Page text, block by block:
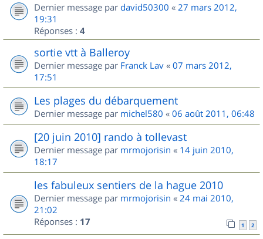
Dernier message par david50300 « 27 mars 2012,
19:31
Réponses : 4
sortie vtt à Balleroy
Dernier message par Franck Lav « 07 mars 2012,
17:51
Les plages du débarquement
Dernier message par michel580 « 06 août 2011, 06:48
[20 juin 2010] rando à tollevast
Dernier message par mrmojorisin « 14 juin 2010,
18:17
les fabuleux sentiers de la hague 2010
Dernier message par mrmojorisin « 24 mai 2010,
21:02
Réponses : 17 1 2